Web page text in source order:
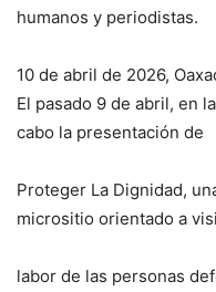
humanos y periodistas.
10 de abril de 2026,
El pasado 9 de abril, en
cabo la presentación de
Proteger La Dignidad,
micrositio orientado a
labor de las personas